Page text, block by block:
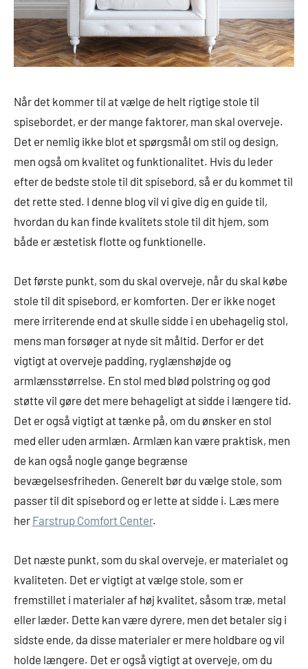
Når det kommer til at vælge de helt rigtige stole til
spisebordet, er der mange faktorer, man skal overveje.
Det er nemlig ikke blot et spørgsmål om stil og design,
men også om kvalitet og funktionalitet. Hvis du leder
efter de bedste stole til dit spisebord, så er du kommet til
det rette sted. I denne blog vil vi give dig en guide til,
hvordan du kan finde kvalitets stole til dit hjem, som
både er æstetisk flotte og funktionelle.
Det første punkt, som du skal overveje, når du skal købe
stole til dit spisebord, er komforten. Der er ikke noget
mere irriterende end at skulle sidde i en ubehagelig stol,
mens man forsøger at nyde sit måltid. Derfor er det
vigtigt at overveje padding, ryglænshøjde og
armlænsstørrelse. En stol med blød polstring og god
støtte vil gøre det mere behageligt at sidde i længere tid.
Det er også vigtigt at tænke på, om du ønsker en stol
med eller uden armlæn. Armlæn kan være praktisk, men
de kan også nogle gange begrænse
bevægelsesfriheden. Generelt bør du vælge stole, som
passer til dit spisebord og er lette at sidde i. Læs mere
her Farstrup Comfort Center.
Det næste punkt, som du skal overveje, er materialet og
kvaliteten. Det er vigtigt at vælge stole, som er
fremstillet i materialer af høj kvalitet, såsom træ, metal
eller læder. Dette kan være dyrere, men det betaler sig i
sidste ende, da disse materialer er mere holdbare og vil
holde længere. Det er også vigtigt at overveje, om du